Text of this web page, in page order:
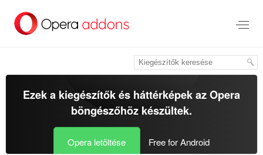
Ezek a kiegészítők és háttérképek azOpera
böngészőhözkészültek.
Opera letöltése Free for Android